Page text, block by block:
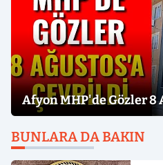
Afyon MHP'de Gözler 8
BUNLARA DA BAKIN